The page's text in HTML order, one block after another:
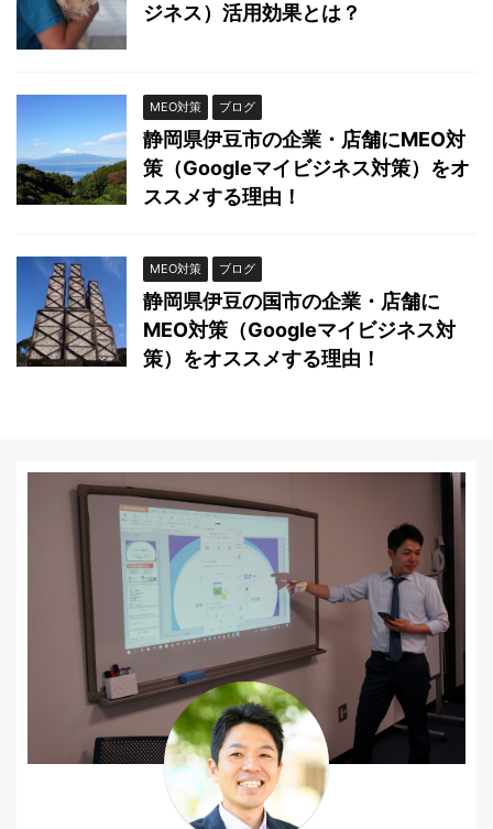
ジネス）活用効果とは？
MEO対策 ブログ
静岡県伊豆市の企業・店舗にMEO対
策（Googleマイビジネス対策）をオ
ススメする理由！
MEO対策 ブログ
静岡県伊豆の国市の企業・店舗に
MEO対策（Googleマイビジネス対
策）をオススメする理由！